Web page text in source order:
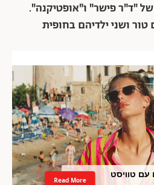
של "ד"ר פישר" ו"אופטיקנה".
ושני ילדיהם בחופית
פסים עם טוויסט
Read More